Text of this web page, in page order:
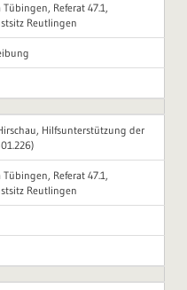
Referat 47.1,
Reutlingen
Hilfsunterstützung der
Referat 47.1,
Reutlingen